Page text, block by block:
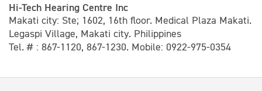
Hi-Tech Hearing Centre Inc
Makati city: Ste; 1602, 16th floor. Medical Plaza Makati.
Legaspi Village, Makati city. Philippines
Tel. # : 867-1120, 867-1230. Mobile: 0922-975-0354